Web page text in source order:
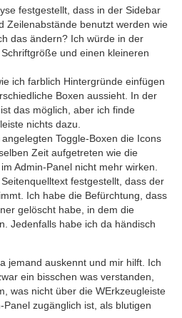
festgestellt, dass in der Sidebar
Zeilenabstände benutzt werden wie
das ändern? Ich würde in der
und einen kleineren
ich farblich Hintergründe einfügen
Boxen aussieht. In der
das möglich, aber ich finde
nichts dazu.
Toggle-Boxen die Icons
Zeit aufgetreten wie die
Admin-Panel nicht mehr wirken.
festgestellt, dass der
Ich habe die Befürchtung, dass
gelöscht habe, in dem die
Jedenfalls habe ich da händisch
jemand auskennt und mir hilft. Ich
ein bisschen was verstanden,
was nicht über die WErkzeugleiste
zugänglich ist, als blutigen